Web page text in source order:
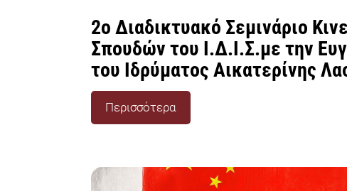
2ο Διαδικτυακό Σεμινάριο
Σπουδών του Ι.Δ.Ι.Σ.με την
του Ιδρύματος Αικατερίνης
Περισσότερα